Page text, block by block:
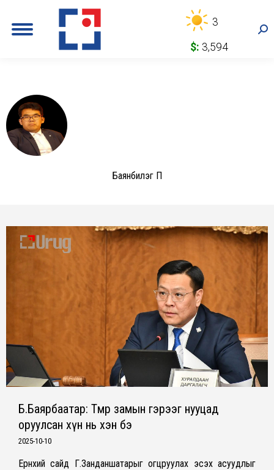
3
$: 3,594
Баянбилэг П
Б.Баярбаатар: Төмөр замын гэрээг нууцад
оруулсан хүн нь хэн бэ
2025-10-10
Ерөнхий сайд Г.Занданшатарыг огцруулах эсэх асуудлыг